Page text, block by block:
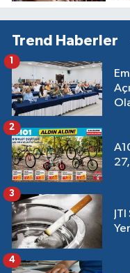
Trend Haberler
1
2
3
4